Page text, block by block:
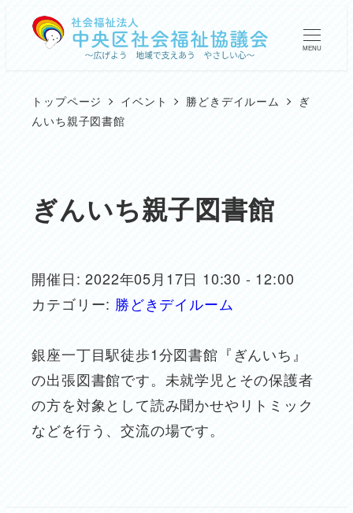
MENU
トップページ イベント 勝どきデイルーム
ぎ
んいち親子図書館
ぎんいち親子図書館
開催日: 2022年05月17日 10:30 - 12:00
カテゴリー: 勝どきデイルーム
銀座一丁目駅徒歩1分図書館『ぎんいち』
の出張図書館です。未就学児とその保護者
の方を対象として読み聞かせやリトミック
などを行う、交流の場です。